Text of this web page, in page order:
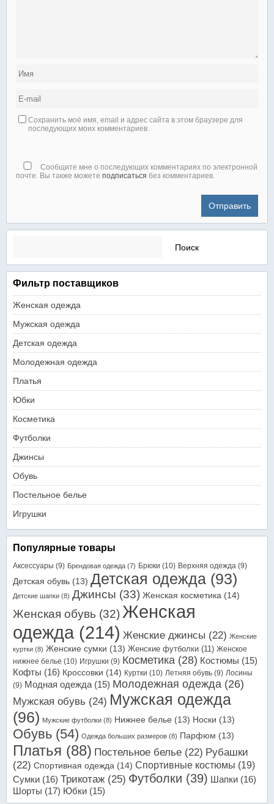
Сохранить моё имя, email и адрес сайта в этом браузере для
последующих моих комментариев.
Сообщите мне о последующих комментариях по электронной
почте. Вы также можете подписаться без комментариев.
Найти:
Фильтр поставщиков
Женская одежда
Мужская одежда
Детская одежда
Молодежная одежда
Платья
Юбки
Косметика
Футболки
Джинсы
Обувь
Постельное белье
Игрушки
Популярные товары
Аксессуары (9) Брендовая одежда (7) Брюки (10) Верхняя одежда (9)
Детская обувь (13) Детская одежда (93)
Детские шапки (8) Джинсы (33) Женская косметика (14)
Женская обувь (32) Женская
одежда (214) Женские джинсы (22) Женские
куртки (8) Женские сумки (13) Женские футболки (11) Женское
нижнее белье (10) Игрушки (9) Косметика (28) Костюмы (15)
Кофты (16) Кроссовки (14) Куртки (10) Летняя обувь (9) Лосины
(9) Модная одежда (15) Молодежная одежда (26)
Мужская обувь (24) Мужская одежда
(96) Мужские футболки (8) Нижнее белье (13) Носки (13)
Обувь (54) Одежда больших размеров (8) Парфюм (13)
Платья (88) Постельное белье (22) Рубашки
(22) Спортивная одежда (14) Спортивные костюмы (19)
Сумки (16) Трикотаж (25) Футболки (39) Шапки (16)
Шорты (17) Юбки (15)